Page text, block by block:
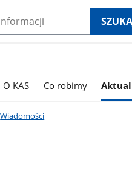
O KAS Co robimy
Wiadomości